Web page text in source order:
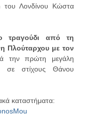
του Λονδίνου Κώστα
τραγούδι από τη
Πλούταρχου με τον
την πρώτη μεγάλη
σε στίχους Θάνου
καταστήματα: